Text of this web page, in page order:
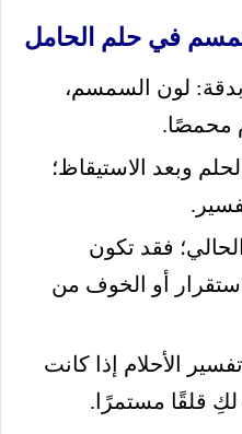
في حلم الحامل
لون السمسم،
محمصًا.
وبعد الاستيقاظ؛
فقد تكون
أو الخوف من
الأحلام إذا كانت
لكِ قلقًا مستمرًا.